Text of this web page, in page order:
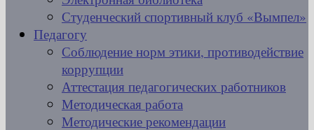
Студенческий спортивный клуб «Вымпел»
Педагогу
Соблюдение норм этики, противодействие
коррупции
Аттестация педагогических работников
Методическая работа
Методические рекомендации